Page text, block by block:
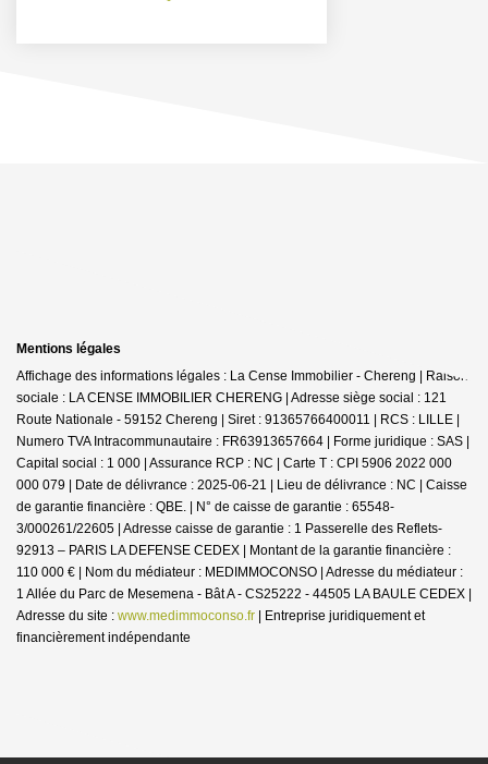
Mentions légales
Affichage des informations légales : La Cense Immobilier - Chereng | Raison
sociale : LA CENSE IMMOBILIER CHERENG | Adresse siège social : 121
Route Nationale - 59152 Chereng | Siret : 91365766400011 | RCS : LILLE |
Numero TVA Intracommunautaire : FR63913657664 | Forme juridique : SAS |
Capital social : 1 000 | Assurance RCP : NC | Carte T : CPI 5906 2022 000
000 079 | Date de délivrance : 2025-06-21 | Lieu de délivrance : NC | Caisse
de garantie financière : QBE. | N° de caisse de garantie : 65548-
3/000261/22605 | Adresse caisse de garantie : 1 Passerelle des Reflets-
92913 – PARIS LA DEFENSE CEDEX | Montant de la garantie financière :
110 000 € | Nom du médiateur : MEDIMMOCONSO | Adresse du médiateur :
1 Allée du Parc de Mesemena - Bât A - CS25222 - 44505 LA BAULE CEDEX |
Adresse du site : www.medimmoconso.fr | Entreprise juridiquement et
financièrement indépendante